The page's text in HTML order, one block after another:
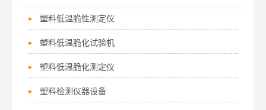
塑料低温脆性测定仪
塑料低温脆化试验机
塑料低温脆化测定仪
塑料检测仪器设备